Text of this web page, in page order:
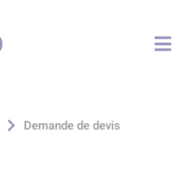
Demande de devis